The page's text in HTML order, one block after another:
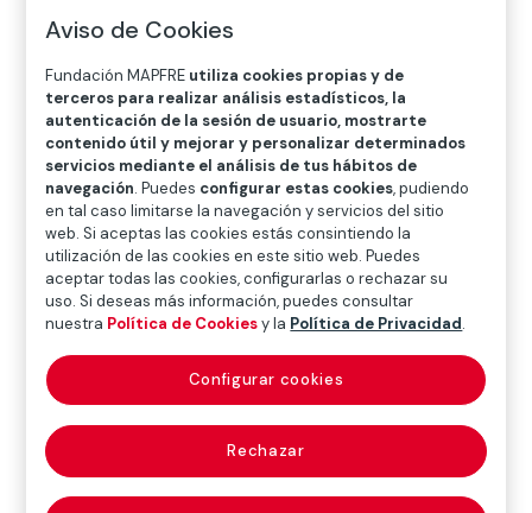
H
J K
O
P Q R S T
U
V
W X Y Z
Diccionario de seguros
derecho procesal
(procedural law)
El relativo a los procedimientos civiles y criminales.
Aviso de Cookies
Fundación MAPFRE utiliza cookies propias y de
terceros para realizar análisis estadísticos, la
autenticación de la sesión de usuario, mostrarte
contenido útil y mejorar y personalizar determinados
servicios mediante el análisis de tus hábitos de
navegación. Puedes configurar estas cookies, pudiendo
en tal caso limitarse la navegación y servicios del sitio
web. Si aceptas las cookies estás consintiendo la
utilización de las cookies en este sitio web. Puedes
aceptar todas las cookies, configurarlas o rechazar su
uso. Si deseas más información, puedes consultar
nuestra Política de Cookiesy la Política de Privacidad.
Rechazar
Configurar cookies